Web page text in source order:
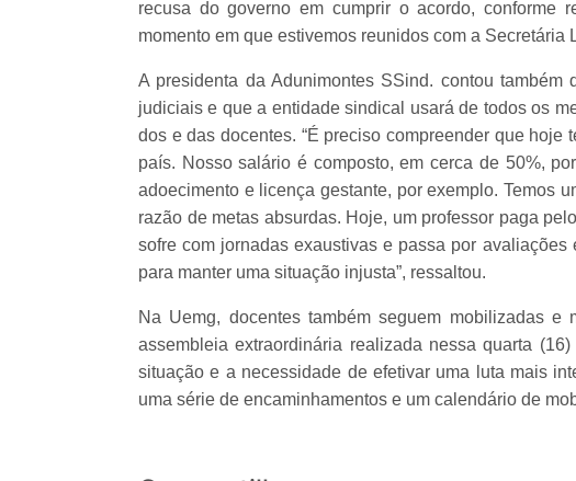
recusa do governo em cumprir o acordo, conforme
momento em que estivemos reunidos com a Secretária
A presidenta da Adunimontes SSind. contou
judiciais e que a entidade sindical usará de todos os
dos e das docentes. “É preciso compreender que
país. Nosso salário é composto, em cerca de 50%,
adoecimento e licença gestante, por exemplo. Temos
razão de metas absurdas. Hoje, um professor paga
sofre com jornadas exaustivas e passa por
para manter uma situação injusta”, ressaltou.
Na Uemg, docentes também seguem mobilizadas
assembleia extraordinária realizada nessa quarta
situação e a necessidade de efetivar uma luta mais
uma série de encaminhamentos e um calendário de